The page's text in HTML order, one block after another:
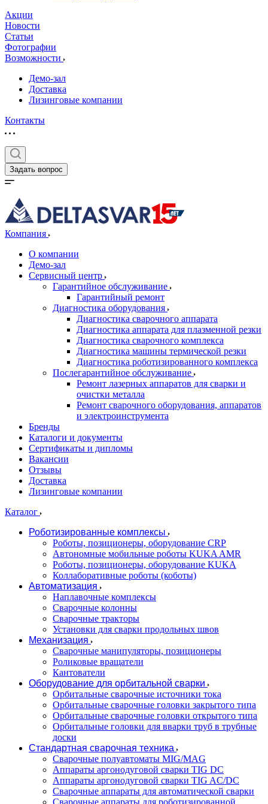
Акции
Новости
Статьи
Фотографии
Возможности
Демо-зал
Доставка
Лизинговые компании
Контакты
Задать вопрос
Компания
О компании
Демо-зал
Сервисный центр
Гарантийное обслуживание
Гарантийный ремонт
Диагностика оборудования
Диагностика сварочного аппарата
Диагностика аппарата для плазменной резки
Диагностика сварочного комплекса
Диагностика машины термической резки
Диагностика роботизированного комплекса
Послегарантийное обслуживание
Ремонт лазерных аппаратов для сварки и
очистки металла
Ремонт сварочного оборудования, аппаратов
и электроинструмента
Бренды
Каталоги и документы
Сертификаты и дипломы
Вакансии
Отзывы
Доставка
Лизинговые компании
Каталог
Роботизированные комплексы
Роботы, позиционеры, оборудование CRP
Автономные мобильные роботы KUKA AMR
Роботы, позиционеры, оборудование KUKA
Коллаборативные роботы (коботы)
Автоматизация
Наплавочные комплексы
Сварочные колонны
Сварочные тракторы
Установки для сварки продольных швов
Механизация
Сварочные манипуляторы, позиционеры
Роликовые вращатели
Кантователи
Оборудование для орбитальной сварки
Орбитальные сварочные источники тока
Орбитальные сварочные головки закрытого типа
Орбитальные сварочные головки открытого типа
Орбитальные головки для вварки труб в трубные
доски
Стандартная сварочная техника
Сварочные полуавтоматы MIG/MAG
Аппараты аргонодуговой сварки TIG DC
Аппараты аргонодуговой сварки TIG AC/DC
Сварочные аппараты для автоматической сварки
Сварочные аппараты для роботизированной